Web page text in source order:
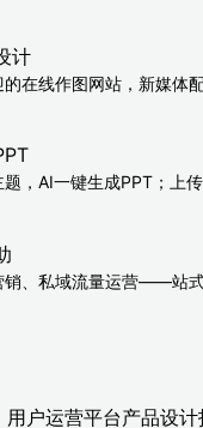
计
的在线作图网站，新媒体
题，AI一键生成PPT；上
销、私域流量运营——站
用户运营平台产品设